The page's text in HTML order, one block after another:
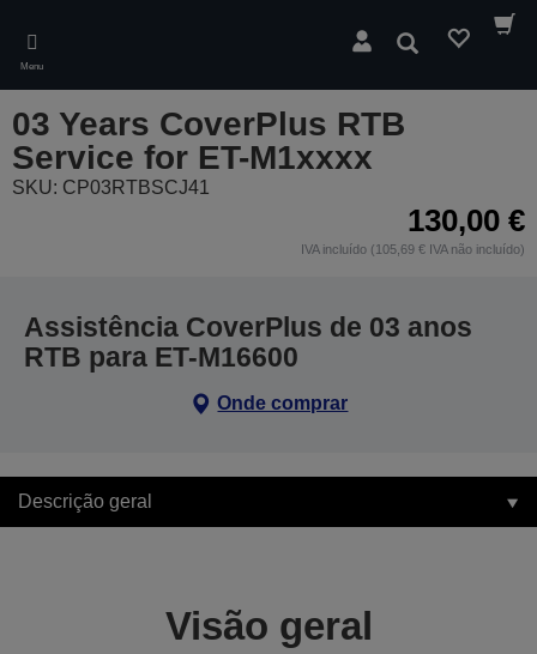
main
content
Menu
Pesquisar
03 Years CoverPlus RTB
Service for ET-M1xxxx
SKU: CP03RTBSCJ41
130,00 €
IVA incluído (105,69 € IVA não incluído)
Assistência CoverPlus de 03 anos
RTB para ET-M16600
Onde comprar
Descrição geral
Visão geral